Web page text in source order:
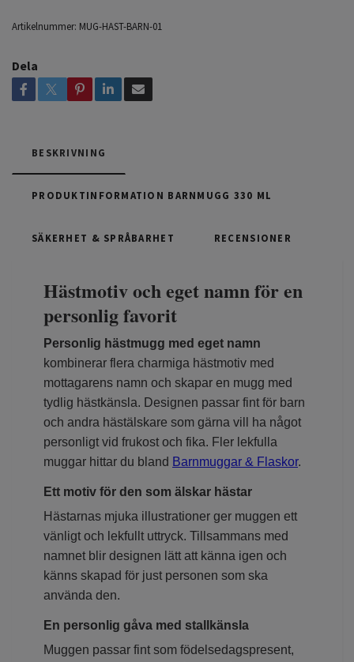
Artikelnummer: MUG-HAST-BARN-01
Dela
BESKRIVNING
PRODUKTINFORMATION BARNMUGG 330 ML
SÄKERHET & SPRÅBARHET RECENSIONER
Hästmotiv och eget namn för en
personlig favorit
Personlig hästmugg med eget namn
kombinerar flera charmiga hästmotiv med
mottagarens namn och skapar en mugg med
tydlig hästkänsla. Designen passar fint för barn
och andra hästälskare som gärna vill ha något
personligt vid frukost och fika. Fler lekfulla
muggar hittar du bland Barnmuggar & Flaskor.
Ett motiv för den som älskar hästar
Hästarnas mjuka illustrationer ger muggen ett
vänligt och lekfullt uttryck. Tillsammans med
namnet blir designen lätt att känna igen och
känns skapad för just personen som ska
använda den.
En personlig gåva med stallkänsla
Muggen passar fint som födelsedagspresent,